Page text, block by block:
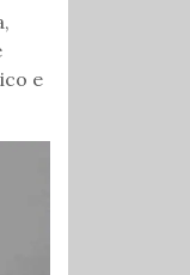
e